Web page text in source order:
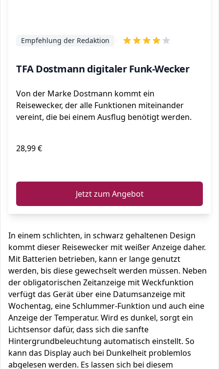
TFA Dostmann digitaler Funk-Wecker
Empfehlung der Redaktion
Von der Marke Dostmann kommt ein
Reisewecker, der alle Funktionen miteinander
vereint, die bei einem Ausflug benötigt werden.
28,99 €
Jetzt zum Angebot
In einem schlichten, in schwarz gehaltenen Design
kommt dieser Reisewecker mit weißer Anzeige daher.
Mit Batterien betrieben, kann er lange genutzt
werden, bis diese gewechselt werden müssen. Neben
der obligatorischen Zeitanzeige mit Weckfunktion
verfügt das Gerät über eine Datumsanzeige mit
Wochentag, eine Schlummer-Funktion und auch eine
Anzeige der Temperatur. Wird es dunkel, sorgt ein
Lichtsensor dafür, dass sich die sanfte
Hintergrundbeleuchtung automatisch einstellt. So
kann das Display auch bei Dunkelheit problemlos
abgelesen werden. Es lassen sich bei diesem